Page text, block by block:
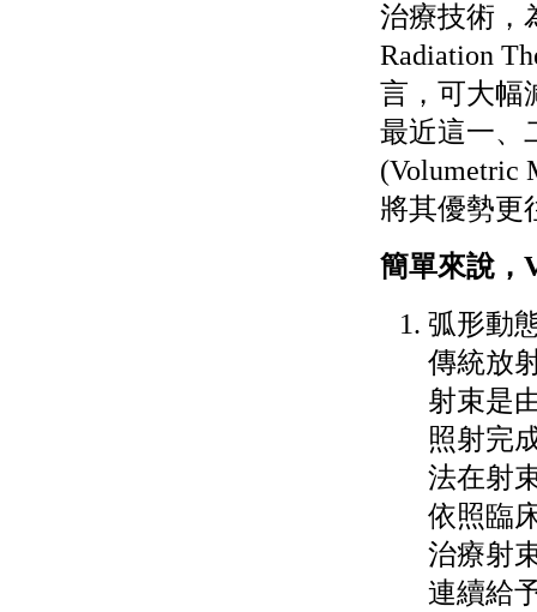
治療技術，
Radiation
言，可大幅
最近這一、
(Volumetric
將其優勢更
簡單來說，
弧形動
傳統放
射束是
照射完
法在射
依照臨
治療射
連續給